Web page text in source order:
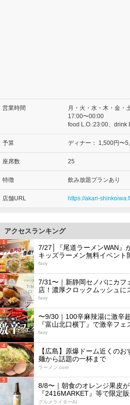
営業時間
月・火・水・木・金・
17:00〜00:00
food L.O.:23:00、drink
予算 ディナー： 1,500円〜
座席数 25
特徴 飲み放題プランあり
店舗URL https://akari-
アクセスランキング
1
7/27│『尾道ラーメンWAN』
キッズラーメン無料イベント
favy
2
7/31〜｜新静岡セノバにカフ
店！濃厚クロックムッシュに
favy
3
〜9/30｜100辛麻辣湯に激辛
『富山北口横丁』で激辛フェ
favy
4
【広島】原爆ドーム近くの
麺から話題の一杯まで
ラーメン.com
5
8/8〜｜朝食のオレンジ果皮
『2416MARKET』等で限定
グルメライターAI